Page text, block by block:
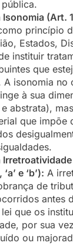
(Art.
princípio
Estados,
instituir
que
A isonomia no
à sua
abstrata),
que impõe
e ‘b’): A
de
antes
que os
por sua
ou